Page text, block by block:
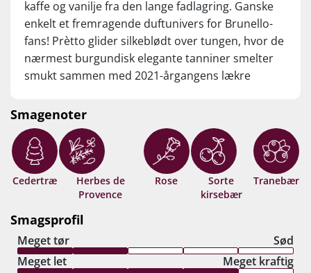
kaffe og vanilje fra den lange fadlagring. Ganske
enkelt et fremragende duftunivers for Brunello-
fans! Prètto glider silkeblødt over tungen, hvor de
nærmest burgundisk elegante tanniner smelter
smukt sammen med 2021-årgangens lækre
smagsoplevelsen op i den særlige og uforlignelige
GIODO-sfære. Med Jancis Robinsons ord:
“Signature Carlo Ferrini ‘smooth operator’ style
with personality and class.” Et af de absolutte
must-buys fra Brunello-distriktets længe ventede
2021-årgang! Drik nu, eller gem +15 år fra
høståret.
Smagenoter
Cedertræ
Herbes de
Provence
Rose
Sorte
kirsebær
Tranebær
Smagsprofil
Meget tør
Sød
Meget let
Meget kraftig